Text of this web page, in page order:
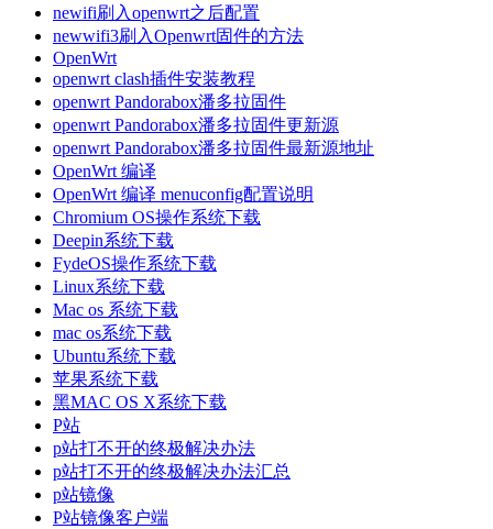
newifi刷入openwrt之后配置
newwifi3刷入Openwrt固件的方法
OpenWrt
openwrt clash插件安装教程
openwrt Pandorabox潘多拉固件
openwrt Pandorabox潘多拉固件更新源
openwrt Pandorabox潘多拉固件最新源地址
OpenWrt 编译
OpenWrt 编译 menuconfig配置说明
Chromium OS操作系统下载
Deepin系统下载
FydeOS操作系统下载
Linux系统下载
Mac os 系统下载
mac os系统下载
Ubuntu系统下载
苹果系统下载
黑MAC OS X系统下载
P站
p站打不开的终极解决办法
p站打不开的终极解决办法汇总
p站镜像
P站镜像客户端